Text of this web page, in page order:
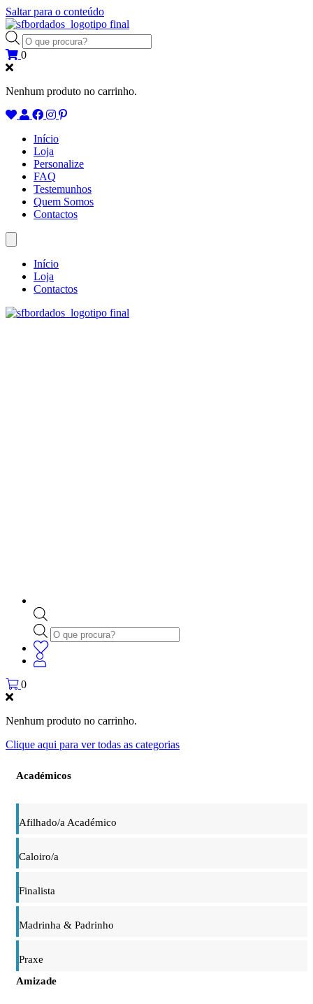
Saltar para o conteúdo
Products
search
0
Nenhum produto no carrinho.
Início
Loja
Personalize
FAQ
Testemunhos
Quem Somos
Contactos
Início
Loja
Contactos
Products
search
0
Nenhum produto no carrinho.
Clique aqui para ver todas as categorias
Académicos
Afilhado/a Académico
Caloiro/a
Finalista
Madrinha & Padrinho
Praxe
Amizade